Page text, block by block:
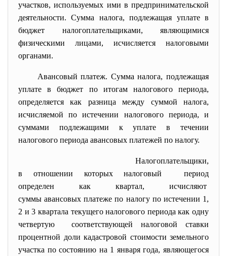
участков, используемых ими в предпринимательской
деятельности. Сумма налога, подлежащая уплате в
бюджет налогоплательщиками, являющимися
физическими лицами, исчисляется налоговыми
органами.
Авансовый платеж. Сумма налога, подлежащая
уплате в бюджет по итогам налогового периода,
определяется как разница между суммой налога,
исчисляемой по истечении налогового периода, и
суммами подлежащими к уплате в течении
налогового периода авансовых платежей по налогу.
Налогоплательщики,
в отношении которых налоговый период
определен как квартал, исчисляют
суммы авансовых платеже по налогу по истечении 1,
2 и 3 квартала текущего налогового периода как одну
четвертую соответствующей налоговой ставки
процентной доли кадастровой стоимости земельного
участка по состоянию на 1 января года, являющегося